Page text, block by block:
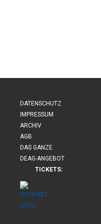
DATENSCHUTZ
IMPRESSUM
ARCHIV
AGB
DAS GANZE
DEAG-ANGEBOT
TICKETS: